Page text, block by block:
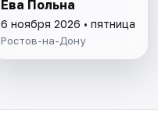
Ева Польна
6 ноября 2026 • пятница
Ростов-на-Дону